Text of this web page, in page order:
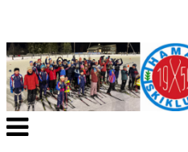
Veksle
navigasjon